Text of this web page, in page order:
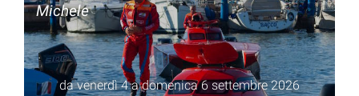
Michele
da venerdì 4 a domenica 6 settembre 2026